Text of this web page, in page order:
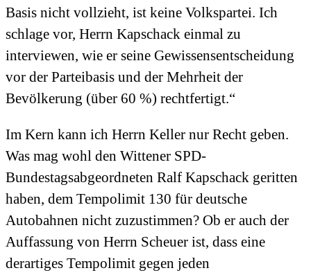
Basis nicht vollzieht, ist keine Volkspartei. Ich
schlage vor, Herrn Kapschack einmal zu
interviewen, wie er seine Gewissensentscheidung
vor der Parteibasis und der Mehrheit der
Bevölkerung (über 60 %) rechtfertigt.“
Im Kern kann ich Herrn Keller nur Recht geben.
Was mag wohl den Wittener SPD-
Bundestagsabgeordneten Ralf Kapschack geritten
haben, dem Tempolimit 130 für deutsche
Autobahnen nicht zuzustimmen? Ob er auch der
Auffassung von Herrn Scheuer ist, dass eine
derartiges Tempolimit gegen jeden